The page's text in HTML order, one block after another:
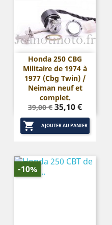
Honda 250 CBG
Militaire de 1974 à
1977 (Cbg Twin) /
Neiman neuf et
complet.
Prix
de
base
39,00 € Prix
35,10 €
 AJOUTER AU PANIER
-10%